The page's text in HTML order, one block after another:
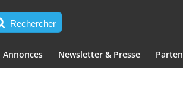
Rechercher
Annonces Newsletter & Presse